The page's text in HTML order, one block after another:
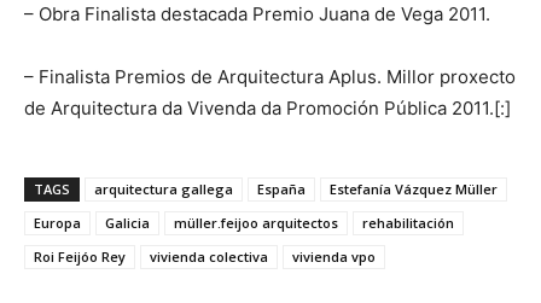
– Obra Finalista destacada Premio Juana de Vega 2011.
– Finalista Premios de Arquitectura Aplus. Millor proxecto
de Arquitectura da Vivenda da Promoción Pública 2011.[:]
TAGS arquitectura gallega España
Estefanía Vázquez Müller
Europa
Galicia müller.feijoo arquitectos
rehabilitación
Roi Feijóo Rey
vivienda colectiva vivienda vpo